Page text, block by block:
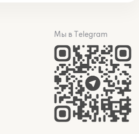
Мы в Telegram